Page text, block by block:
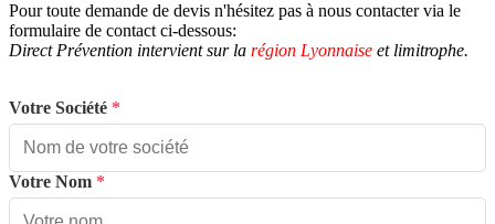
Pour toute demande de devis n'hésitez pas à nous contacter via le
formulaire de contact ci-dessous:
Direct Prévention intervient sur la région Lyonnaise et limitrophe.
Votre Société *
Votre Nom *